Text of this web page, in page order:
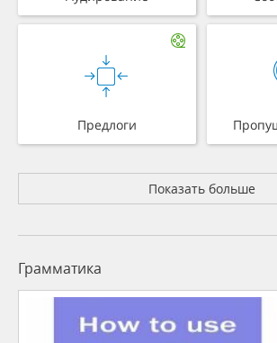
Предлоги
Показать больше
Грамматика